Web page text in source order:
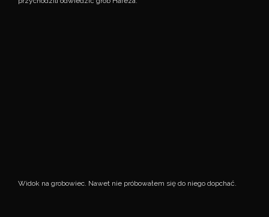
Widok na grobowiec. Nawet nie próbowałem się do niego dopchać.